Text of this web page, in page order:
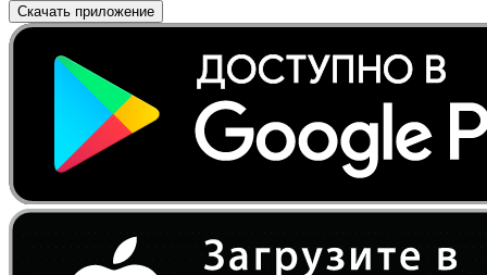
Скачать приложение